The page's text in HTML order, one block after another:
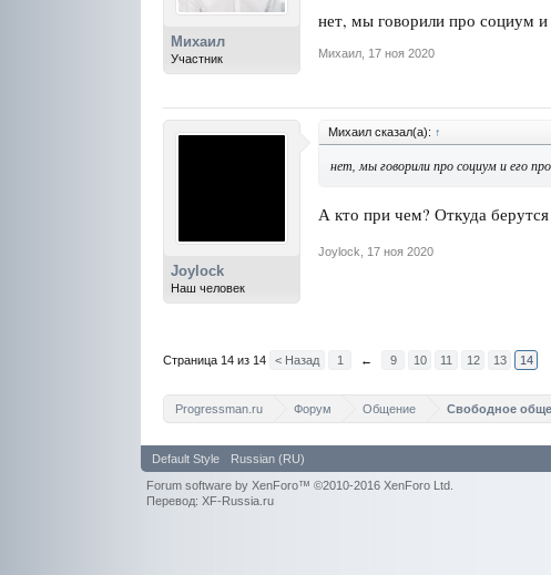
Михаил
Участник
нет, мы говорили про социум
Михаил 17 ноя 2020
Joylock
Наш человек
Михаил сказал(а): ↑
нет, мы говорили про социум и его
А кто при чем? Откуда
Joylock 17 ноя 2020
Страница 14 из 14 < Назад 1 ← 9 10 11 12 13 14
Progressman.ru Форум Общение Свободное
Default Style Russian (RU)
Forum software by XenForo™ ©2010-2016 XenForo Ltd.
Перевод: XF-Russia.ru